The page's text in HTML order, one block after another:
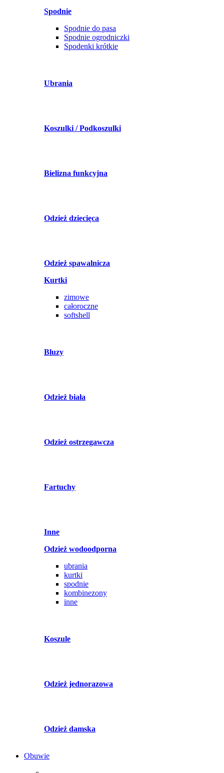
Spodnie
Spodnie do pasa
Spodnie ogrodniczki
Spodenki krótkie
Ubrania
Koszulki / Podkoszulki
Bielizna funkcyjna
Odzież dziecięca
Odzież spawalnicza
Kurtki
zimowe
całoroczne
softshell
Bluzy
Odzież biała
Odzież ostrzegawcza
Fartuchy
Inne
Odzież wodoodporna
ubrania
kurtki
spodnie
kombinezony
inne
Koszule
Odzież jednorazowa
Odzież damska
Obuwie